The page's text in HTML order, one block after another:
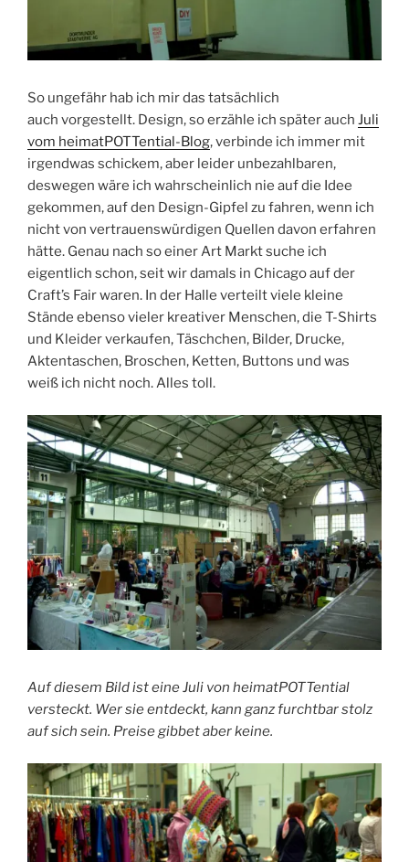
So ungefähr hab ich mir das tatsächlich
auch vorgestellt. Design, so erzähle ich später auch Juli
vom heimatPOTTential-Blog, verbinde ich immer mit
irgendwas schickem, aber leider unbezahlbaren,
deswegen wäre ich wahrscheinlich nie auf die Idee
gekommen, auf den Design-Gipfel zu fahren, wenn ich
nicht von vertrauenswürdigen Quellen davon erfahren
hätte. Genau nach so einer Art Markt suche ich
eigentlich schon, seit wir damals in Chicago auf der
Craft’s Fair waren. In der Halle verteilt viele kleine
Stände ebenso vieler kreativer Menschen, die T-Shirts
und Kleider verkaufen, Täschchen, Bilder, Drucke,
Aktentaschen, Broschen, Ketten, Buttons und was
weiß ich nicht noch. Alles toll.
Auf diesem Bild ist eine Juli von heimatPOTTential
versteckt. Wer sie entdeckt, kann ganz furchtbar stolz
auf sich sein. Preise gibbet aber keine.